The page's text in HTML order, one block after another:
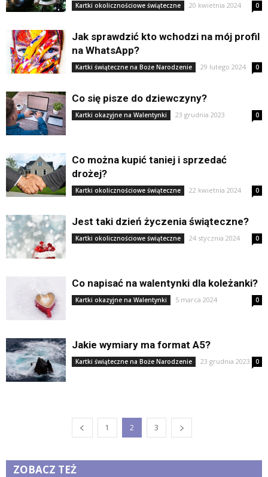
Kartki okolicznościowe świąteczne 20 kwietnia 2024 0
Jak sprawdzić kto wchodzi na mój profil
na WhatsApp?
Kartki świąteczne na Boże Narodzenie 29 lutego 2024 0
Co się pisze do dziewczyny?
Kartki okazyjne na Walentynki 23 grudnia 2023 0
Co można kupić taniej i sprzedać
drożej?
Kartki okolicznościowe świąteczne 22 kwietnia 2024 0
Jest taki dzień życzenia świąteczne?
Kartki okolicznościowe świąteczne 24 stycznia 2024 0
Co napisać na walentynki dla koleżanki?
Kartki okazyjne na Walentynki 5 marca 2024 0
Jakie wymiary ma format A5?
Kartki świąteczne na Boże Narodzenie 23 grudnia 2023 0
1 2 3
ZOBACZ TEŻ